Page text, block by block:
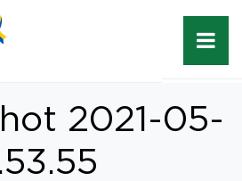
2021-05-